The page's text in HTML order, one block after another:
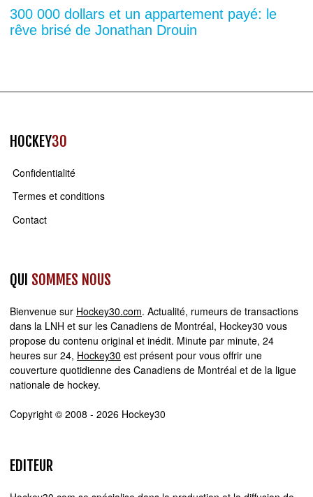
300 000 dollars et un appartement payé: le
rêve brisé de Jonathan Drouin
HOCKEY30
Confidentialité
Termes et conditions
Contact
QUI SOMMES NOUS
Bienvenue sur Hockey30.com. Actualité, rumeurs de transactions
dans la LNH et sur les Canadiens de Montréal, Hockey30 vous
propose du contenu original et inédit. Minute par minute, 24
heures sur 24, Hockey30 est présent pour vous offrir une
couverture quotidienne des Canadiens de Montréal et de la ligue
nationale de hockey.
Copyright © 2008 - 2026 Hockey30
EDITEUR